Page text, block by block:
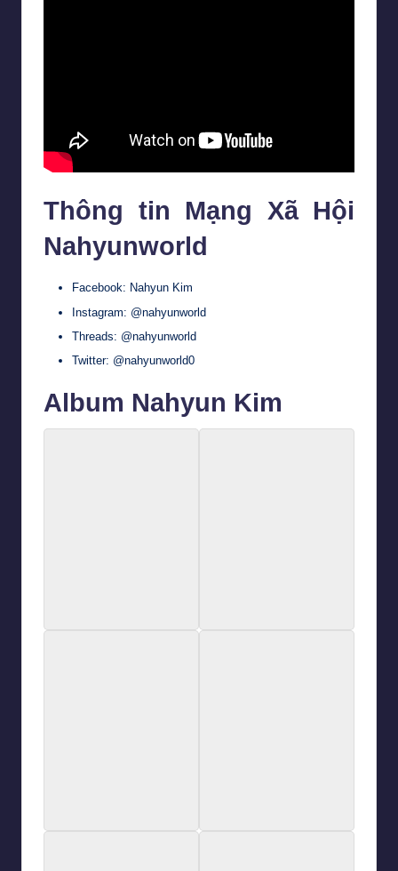
Thông tin Mạng Xã Hội
Nahyunworld
Facebook: Nahyun Kim
Instagram: @nahyunworld
Threads: @nahyunworld
Twitter: @nahyunworld0
Album Nahyun Kim